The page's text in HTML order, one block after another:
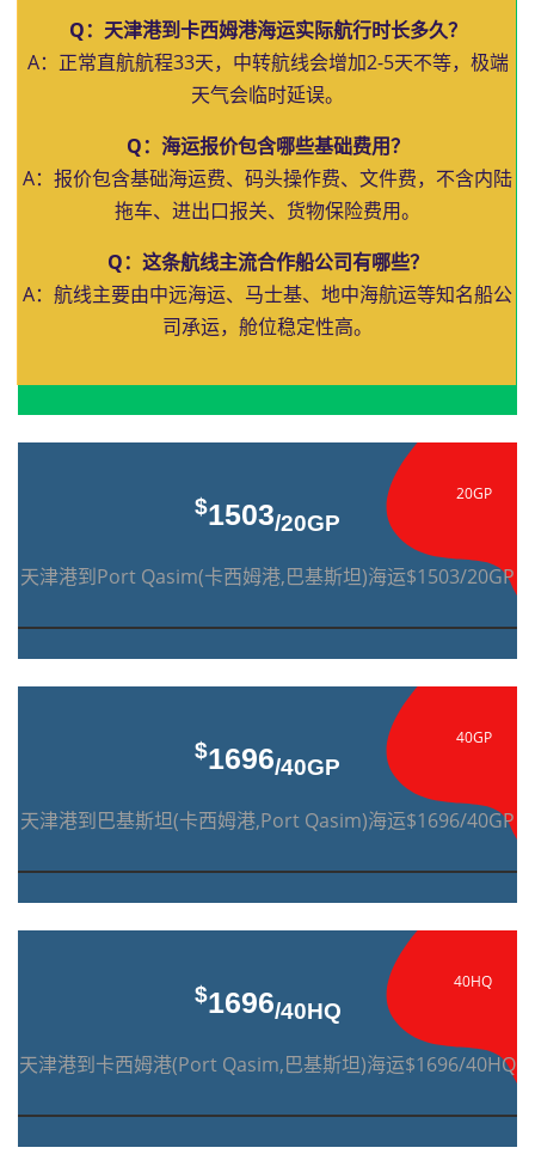
Q：天津港到卡西姆港海运实际航行时长多久？
A：正常直航航程33天，中转航线会增加2-5天不等，极端
天气会临时延误。
Q：海运报价包含哪些基础费用？
A：报价包含基础海运费、码头操作费、文件费，不含内陆
拖车、进出口报关、货物保险费用。
Q：这条航线主流合作船公司有哪些？
A：航线主要由中远海运、马士基、地中海航运等知名船公
司承运，舱位稳定性高。
20GP
$1503/20GP
天津港到Port Qasim(卡西姆港,巴基斯坦)海运$1503/20GP
40GP
$1696/40GP
天津港到巴基斯坦(卡西姆港,Port Qasim)海运$1696/40GP
40HQ
$1696/40HQ
天津港到卡西姆港(Port Qasim,巴基斯坦)海运$1696/40HQ